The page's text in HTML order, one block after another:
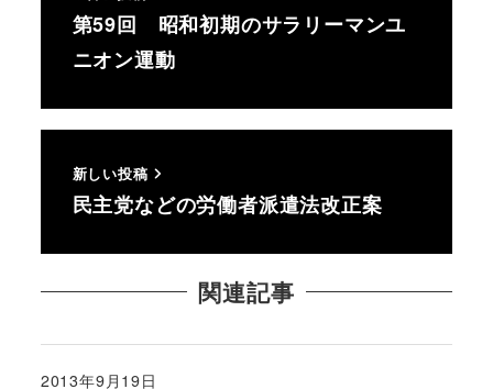
第59回 昭和初期のサラリーマンユ
ニオン運動
新しい投稿
民主党などの労働者派遣法改正案
関連記事
2013年9月19日